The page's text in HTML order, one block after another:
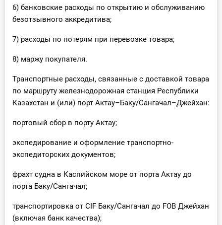
6) банковские расходы по открытию и обслуживанию
безотзывного аккредитива;
7) расходы по потерям при перевозке товара;
8) маржу покупателя.
Транспортные расходы, связанные с доставкой товара
по маршруту железнодорожная станция Республики
Казахстан и (или) порт Актау–Баку/Сангачал–Джейхан:
портовый сбор в порту Актау;
экспедирование и оформление транспортно-
экспедиторских документов;
фрахт судна в Каспийском море от порта Актау до
порта Баку/Сангачал;
транспортировка от CIF Баку/Сангачал до FOB Джейхан
(включая банк качества);